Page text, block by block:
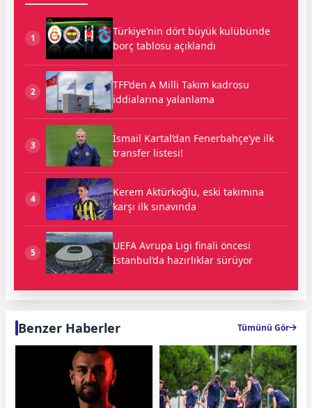
1
Türkiye’nin dört büyük kulübünde
borç tablosu açıklandı
2
TFF’den A Milli Takım kadrosu
iddialarına yalanlama
3
İsmail Kartal’dan Fenerbahçe’ye ilk
transfer listesi!
4
Kerem Aktürkoğlu, eski takımına
karşı ilk sınavında
5
UEFA Avrupa Ligi finali öncesi
İstanbul’da hazırlıklar sürüyor
Benzer Haberler Tümünü Gör